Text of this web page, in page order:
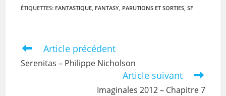
ÉTIQUETTES: FANTASTIQUE, FANTASY, PARUTIONS ET SORTIES, SF
Article précédent
Serenitas – Philippe Nicholson
Article suivant
Imaginales 2012 – Chapitre 7